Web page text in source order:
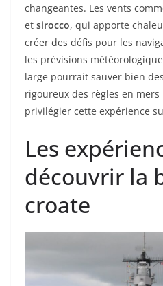
changeantes. Les vents
et sirocco, qui apporte
créer des défis pour les
les prévisions
large pourrait sauver bien
rigoureux des règles en
privilégier cette expérience
Les
découvrir la
croate